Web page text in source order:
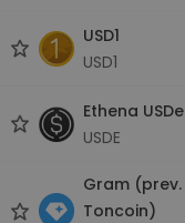
USD1
USD1
Ethena USDe
USDE
Gram (prev.
Toncoin)